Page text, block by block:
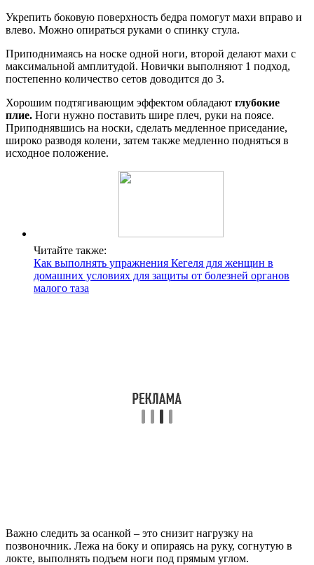
Укрепить боковую поверхность бедра помогут махи вправо и
влево. Можно опираться руками о спинку стула.
Приподнимаясь на носке одной ноги, второй делают махи с
максимальной амплитудой. Новички выполняют 1 подход,
постепенно количество сетов доводится до 3.
Хорошим подтягивающим эффектом обладают глубокие
плие. Ноги нужно поставить шире плеч, руки на поясе.
Приподнявшись на носки, сделать медленное приседание,
широко разводя колени, затем также медленно подняться в
исходное положение.
Читайте также:
Как выполнять упражнения Кегеля для женщин в
домашних условиях для защиты от болезней органов
малого таза
Важно следить за осанкой – это снизит нагрузку на
позвоночник. Лежа на боку и опираясь на руку, согнутую в
локте, выполнять подъем ноги под прямым углом.